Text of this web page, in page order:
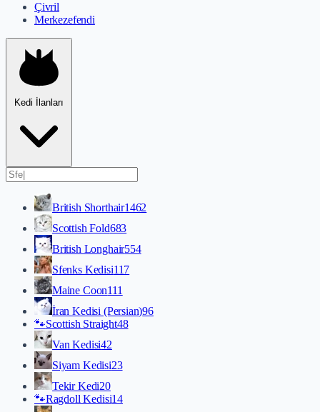
Çivril
Merkezefendi
Kedi İlanları
British Shorthair1462
Scottish Fold683
British Longhair554
Sfenks Kedisi117
Maine Coon111
İran Kedisi (Persian)96
🐾Scottish Straight48
Van Kedisi42
Siyam Kedisi23
Tekir Kedi20
🐾Ragdoll Kedisi14